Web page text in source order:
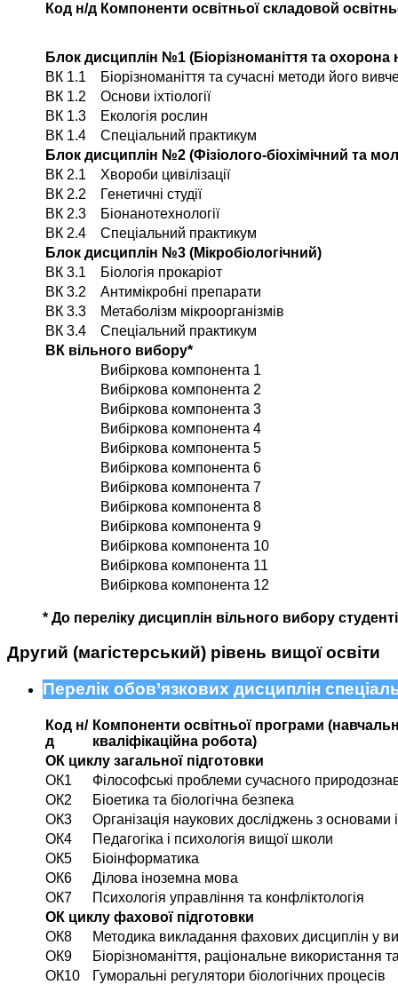
Код н/д Компоненти освітньої складовой
Блок дисциплін №1 (Біорізноманіття та
ВК 1.1
Біорізноманіття та сучасні методи його
ВК 1.2
Основи іхтіології
ВК 1.3
Екологія рослин
ВК 1.4
Спеціальний практикум
Блок дисциплін №2 (Фізіолого-біохімічний та
ВК 2.1
Хвороби цивілізації
ВК 2.2
Генетичні студії
ВК 2.3
Біонанотехнології
ВК 2.4
Спеціальний практикум
Блок дисциплін №3 (Мікробіологічний)
ВК 3.1
Біологія прокаріот
ВК 3.2
Антимікробні препарати
ВК 3.3
Метаболізм мікроорганізмів
ВК 3.4
Спеціальний практикум
ВК вільного вибору*
Вибіркова компонента 1
Вибіркова компонента 2
Вибіркова компонента 3
Вибіркова компонента 4
Вибіркова компонента 5
Вибіркова компонента 6
Вибіркова компонента 7
Вибіркова компонента 8
Вибіркова компонента 9
Вибіркова компонента 10
Вибіркова компонента 11
Вибіркова компонента 12
* До переліку дисциплін вільного вибору
Другий (магістерський) рівень вищої освіти
Перелік обов’язкових дисциплін
Код н/
д
Компоненти освітньої програми
кваліфікаційна робота)
ОК циклу загальної підготовки
ОК1
Філософські проблеми сучасного
ОК2
Біоетика та біологічна безпека
ОК3
Організація наукових досліджень з основами
ОК4
Педагогіка і психологія вищої школи
ОК5
Біоінформатика
ОК6
Ділова іноземна мова
ОК7
Психологія управління та конфліктологія
ОК циклу фахової підготовки
ОК8
Методика викладання фахових дисциплін у
ОК9
Біорізноманіття, раціональне використання
ОК10
Гуморальні регулятори біологічних процесів